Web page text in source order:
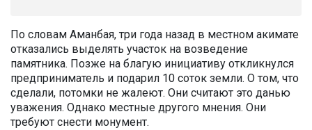
По словам Аманбая, три года назад в местном акимате
отказались выделять участок на возведение
памятника. Позже на благую инициативу откликнулся
предприниматель и подарил 10 соток земли. О том, что
сделали, потомки не жалеют. Они считают это данью
уважения. Однако местные другого мнения. Они
требуют снести монумент.